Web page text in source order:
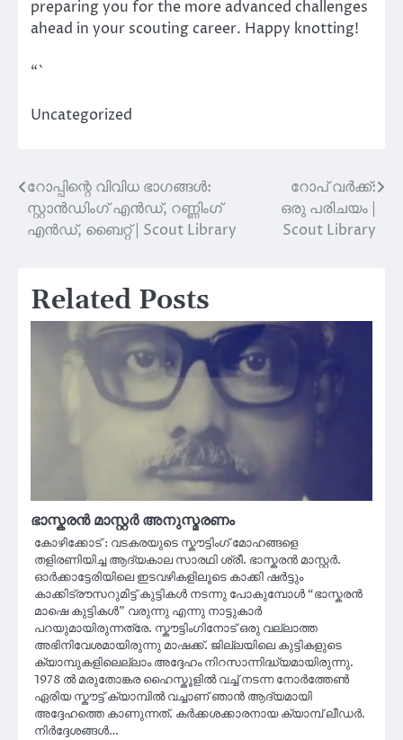
preparing you for the more advanced challenges
ahead in your scouting career. Happy knotting!
“`
Uncategorized
Post
navigation
റോപ്പിന്റെ വിവിധ ഭാഗങ്ങൾ:
സ്റ്റാൻഡിംഗ് എൻഡ്, റണ്ണിംഗ്
എൻഡ്, ബൈറ്റ് | Scout Library
റോപ് വർക്ക്:
ഒരു പരിചയം |
Scout Library
Related Posts
ഭാസ്കരൻ മാസ്റ്റർ അനുസ്മരണം
കോഴിക്കോട് : വടകരയുടെ സ്കൗട്ടിംഗ് മോഹങ്ങളെ
തളിരണിയിച്ച ആദ്യകാല സാരഥി ശ്രീ. ഭാസ്കരൻ മാസ്റ്റർ.
ഓർക്കാട്ടേരിയിലെ ഇടവഴികളിലൂടെ കാക്കി ഷർട്ടും
കാക്കിട്രൗസറുമിട്ട് കുട്ടികൾ നടന്നു പോകുമ്പോൾ “ഭാസ്കരൻ
മാഷെ കുട്ടികൾ” വരുന്നു എന്നു നാട്ടുകാർ
പറയുമായിരുന്നത്രേ. സ്കൗട്ടിംഗിനോട് ഒരു വല്ലാത്ത
അഭിനിവേശമായിരുന്നു മാഷക്ക്. ജില്ലയിലെ കുട്ടികളുടെ
ക്യാമ്പുകളിലെല്ലാം അദ്ദേഹം നിറസാന്നിദ്ധ്യമായിരുന്നു.
1978 ൽ മരുതോങ്കര ഹൈസ്കൂളിൽ വച്ച് നടന്ന നോർത്തേൺ
ഏരിയ സ്കൗട്ട് ക്യാമ്പിൽ വച്ചാണ് ഞാൻ ആദ്യമായി
അദ്ദേഹത്തെ കാണുന്നത്. കർക്കശക്കാരനായ ക്യാമ്പ് ലീഡർ.
നിർദ്ദേശങ്ങൾ…